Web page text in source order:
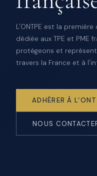
L'ONTPE est la
dédiée aux TPE et PME
protégeons et
travers la France et à
ADHÉRER À
NOUS